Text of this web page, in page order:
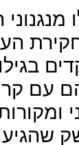
עם